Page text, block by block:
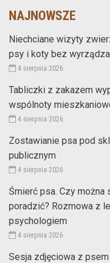
NAJNOWSZE
Niechciane wizyty
psy i koty bez
4 sierpnia 2026
Tabliczki z zakazem
wspólnoty
4 sierpnia 2026
Zostawianie psa pod
publicznym
4 sierpnia 2026
Śmierć psa. Czy
poradzić? Rozmowa z
psychologiem
4 sierpnia 2026
Sesja zdjęciowa z